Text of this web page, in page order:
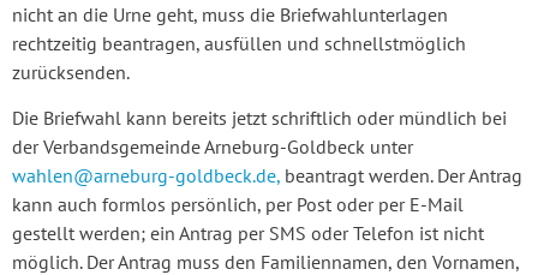
nicht an die Urne geht, muss die Briefwahlunterlagen
rechtzeitig beantragen, ausfüllen und schnellstmöglich
zurücksenden.
Die Briefwahl kann bereits jetzt schriftlich oder mündlich bei
der Verbandsgemeinde Arneburg-Goldbeck unter
wahlen@arneburg-goldbeck.de, beantragt werden. Der Antrag
kann auch formlos persönlich, per Post oder per E-Mail
gestellt werden; ein Antrag per SMS oder Telefon ist nicht
möglich. Der Antrag muss den Familiennamen, den Vornamen,